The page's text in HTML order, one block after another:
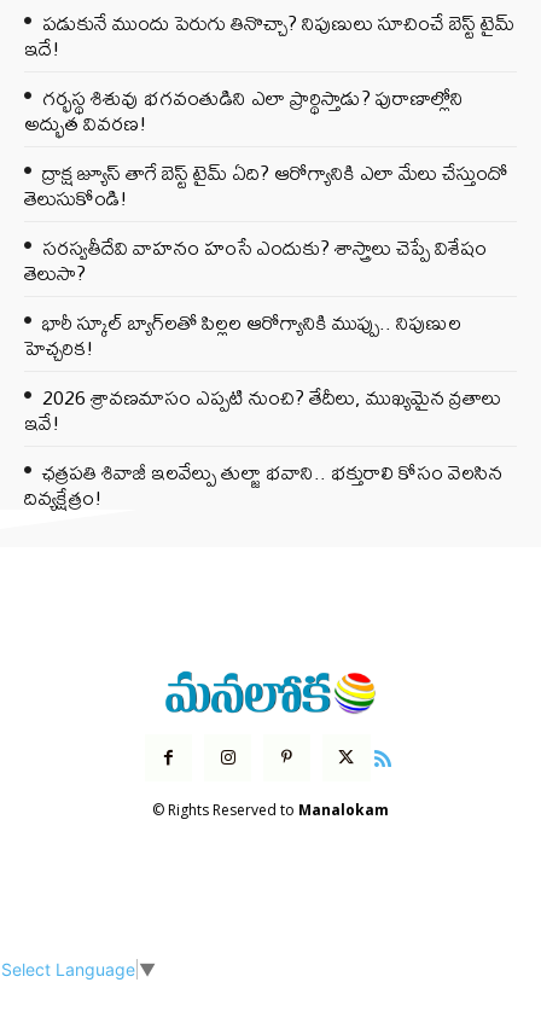
పడుకునే ముందు పెరుగు తినొచ్చా? నిపుణులు సూచించే బెస్ట్ టైమ్
ఇదే!
గర్భస్థ శిశువు భగవంతుడిని ఎలా ప్రార్థిస్తాడు? పురాణాల్లోని
అద్భుత వివరణ!
ద్రాక్ష జ్యూస్ తాగే బెస్ట్ టైమ్ ఏది? ఆరోగ్యానికి ఎలా మేలు చేస్తుందో
తెలుసుకోండి!
సరస్వతీదేవి వాహనం హంసే ఎందుకు? శాస్త్రాలు చెప్పే విశేషం
తెలుసా?
భారీ స్కూల్ బ్యాగ్‌లతో పిల్లల ఆరోగ్యానికి ముప్పు.. నిపుణుల
హెచ్చరిక!
2026 శ్రావణమాసం ఎప్పటి నుంచి? తేదీలు, ముఖ్యమైన వ్రతాలు
ఇవే!
ఛత్రపతి శివాజీ ఇలవేల్పు తుల్జా భవాని.. భక్తురాలి కోసం వెలసిన
దివ్యక్షేత్రం!
© Rights Reserved to Manalokam
Select Language ▼